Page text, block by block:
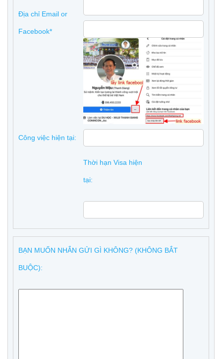
Địa chỉ Email or
Facebook*
Công việc hiện tại:
Thời hạn Visa hiện
tại:
BẠN MUỐN NHẮN GỬI GÌ KHÔNG? (KHÔNG BẮT
BUỘC):